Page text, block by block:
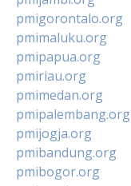
pmigorontalo.org
pmimaluku.org
pmipapua.org
pmiriau.org
pmimedan.org
pmipalembang.org
pmijogja.org
pmibandung.org
pmibogor.org